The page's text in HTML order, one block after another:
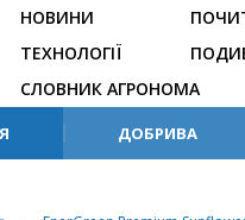
НОВИНИ
ТЕХНОЛОГІЇ
СЛОВНИК АГРОНОМА
ДОБРИВА